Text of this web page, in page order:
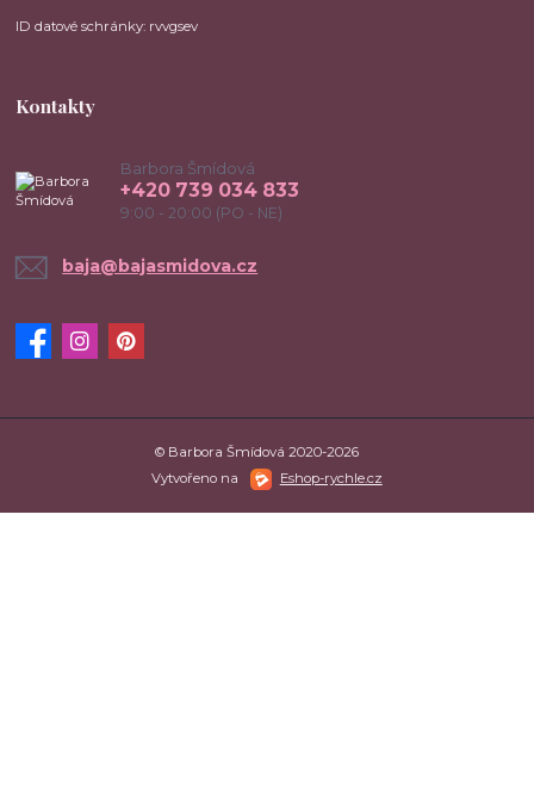
ID datové schránky: rvvgsev
Kontakty
Barbora Šmídová
+420 739 034 833
9:00 - 20:00 (PO - NE)
baja@bajasmidova.cz
© Barbora Šmídová 2020-2026
Vytvořeno na
Eshop-rychle.cz